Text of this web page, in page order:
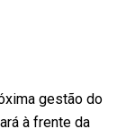
gestão do
à frente da